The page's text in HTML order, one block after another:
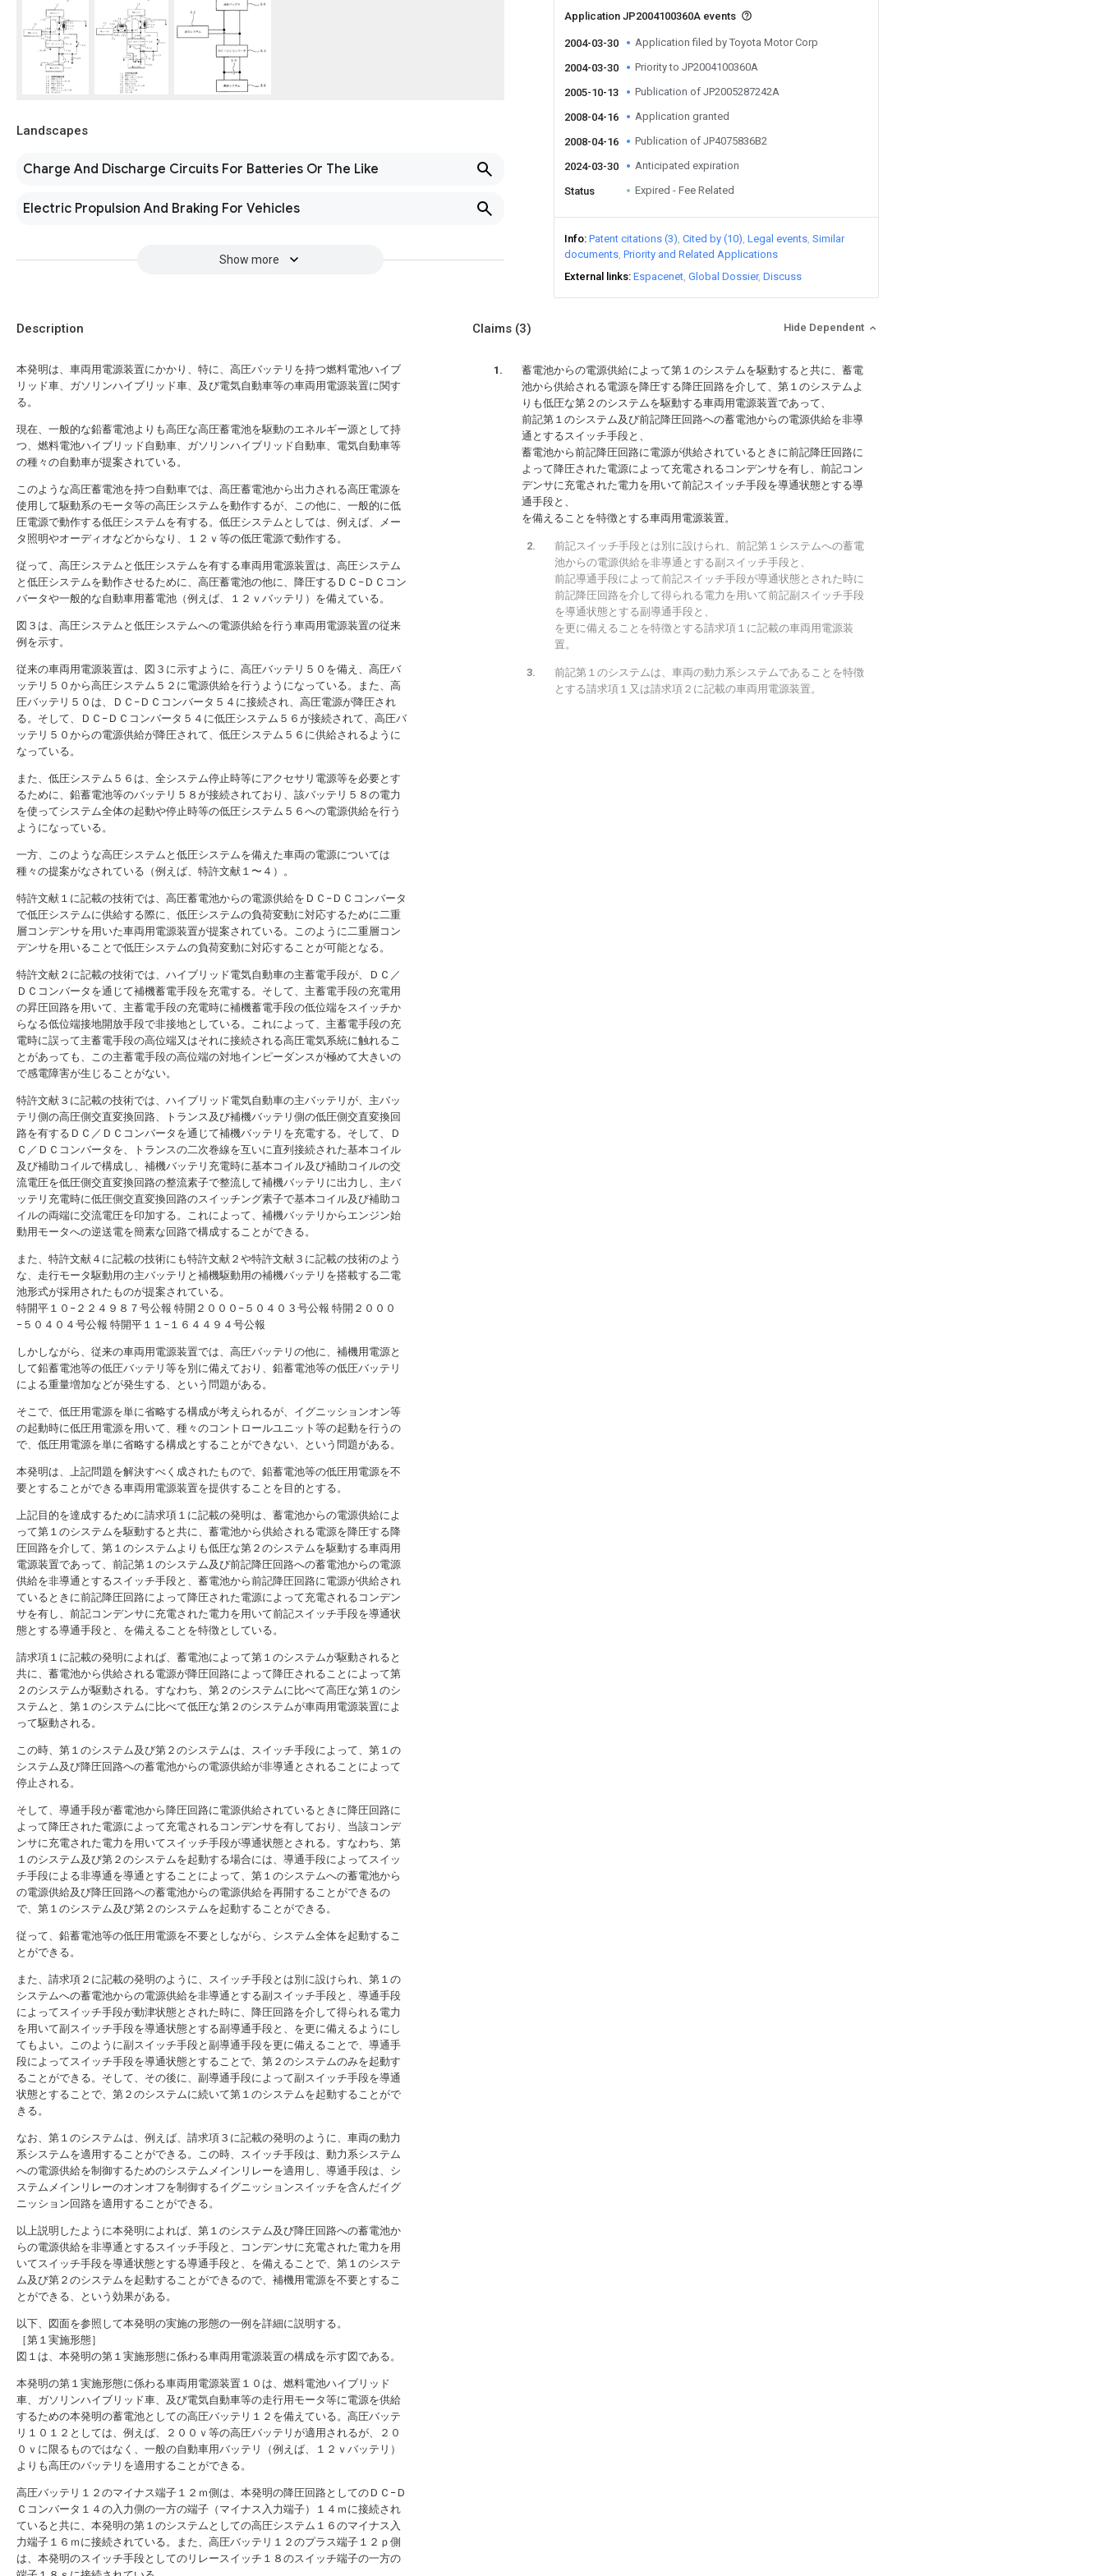
Landscapes
Charge And Discharge Circuits For Batteries Or The Like
Electric Propulsion And Braking For Vehicles
Show more
Application JP2004100360A events
2004-03-30 Application filed by Toyota Motor Corp
2004-03-30 Priority to JP2004100360A
2005-10-13 Publication of JP2005287242A
2008-04-16 Application granted
2008-04-16 Publication of JP4075836B2
2024-03-30 Anticipated expiration
Status Expired - Fee Related
Info Patent citations (3) Cited by (10) Legal events Similar
documents Priority and Related Applications
External links Espacenet Global Dossier Discuss
Description
本発明は、車両用電源装置にかかり、特に、高圧バッテリを持つ燃料電池ハイブ
リッド車、ガソリンハイブリッド車、及び電気自動車等の車両用電源装置に関す
る。
現在、一般的な鉛蓄電池よりも高圧な高圧蓄電池を駆動のエネルギー源として持
つ、燃料電池ハイブリッド自動車、ガソリンハイブリッド自動車、電気自動車等
の種々の自動車が提案されている。
このような高圧蓄電池を持つ自動車では、高圧蓄電池から出力される高圧電源を
使用して駆動系のモータ等の高圧システムを動作するが、この他に、一般的に低
圧電源で動作する低圧システムを有する。低圧システムとしては、例えば、メー
タ照明やオーディオなどからなり、１２ｖ等の低圧電源で動作する。
従って、高圧システムと低圧システムを有する車両用電源装置は、高圧システム
と低圧システムを動作させるために、高圧蓄電池の他に、降圧するＤＣ−ＤＣコン
バータや一般的な自動車用蓄電池（例えば、１２ｖバッテリ）を備えている。
図３は、高圧システムと低圧システムへの電源供給を行う車両用電源装置の従来
例を示す。
従来の車両用電源装置は、図３に示すように、高圧バッテリ５０を備え、高圧バ
ッテリ５０から高圧システム５２に電源供給を行うようになっている。また、高
圧バッテリ５０は、ＤＣ−ＤＣコンバータ５４に接続され、高圧電源が降圧され
る。そして、ＤＣ−ＤＣコンバータ５４に低圧システム５６が接続されて、高圧バ
ッテリ５０からの電源供給が降圧されて、低圧システム５６に供給されるように
なっている。
また、低圧システム５６は、全システム停止時等にアクセサリ電源等を必要とす
るために、鉛蓄電池等のバッテリ５８が接続されており、該バッテリ５８の電力
を使ってシステム全体の起動や停止時等の低圧システム５６への電源供給を行う
ようになっている。
一方、このような高圧システムと低圧システムを備えた車両の電源については
種々の提案がなされている（例えば、特許文献１〜４）。
特許文献１に記載の技術では、高圧蓄電池からの電源供給をＤＣ−ＤＣコンバータ
で低圧システムに供給する際に、低圧システムの負荷変動に対応するために二重
層コンデンサを用いた車両用電源装置が提案されている。このように二重層コン
デンサを用いることで低圧システムの負荷変動に対応することが可能となる。
特許文献２に記載の技術では、ハイブリッド電気自動車の主蓄電手段が、ＤＣ／
ＤＣコンバータを通じて補機蓄電手段を充電する。そして、主蓄電手段の充電用
の昇圧回路を用いて、主蓄電手段の充電時に補機蓄電手段の低位端をスイッチか
らなる低位端接地開放手段で非接地としている。これによって、主蓄電手段の充
電時に誤って主蓄電手段の高位端又はそれに接続される高圧電気系統に触れるこ
とがあっても、この主蓄電手段の高位端の対地インピーダンスが極めて大きいの
で感電障害が生じることがない。
特許文献３に記載の技術では、ハイブリッド電気自動車の主バッテリが、主バッ
テリ側の高圧側交直変換回路、トランス及び補機バッテリ側の低圧側交直変換回
路を有するＤＣ／ＤＣコンバータを通じて補機バッテリを充電する。そして、Ｄ
Ｃ／ＤＣコンバータを、トランスの二次巻線を互いに直列接続された基本コイル
及び補助コイルで構成し、補機バッテリ充電時に基本コイル及び補助コイルの交
流電圧を低圧側交直変換回路の整流素子で整流して補機バッテリに出力し、主バ
ッテリ充電時に低圧側交直変換回路のスイッチング素子で基本コイル及び補助コ
イルの両端に交流電圧を印加する。これによって、補機バッテリからエンジン始
動用モータへの逆送電を簡素な回路で構成することができる。
また、特許文献４に記載の技術にも特許文献２や特許文献３に記載の技術のよう
な、走行モータ駆動用の主バッテリと補機駆動用の補機バッテリを搭載する二電
池形式が採用されたものが提案されている。
特開平１０−２２４９８７号公報 特開２０００−５０４０３号公報 特開２０００
−５０４０４号公報 特開平１１−１６４４９４号公報
しかしながら、従来の車両用電源装置では、高圧バッテリの他に、補機用電源と
して鉛蓄電池等の低圧バッテリ等を別に備えており、鉛蓄電池等の低圧バッテリ
による重量増加などが発生する、という問題がある。
そこで、低圧用電源を単に省略する構成が考えられるが、イグニッションオン等
の起動時に低圧用電源を用いて、種々のコントロールユニット等の起動を行うの
で、低圧用電源を単に省略する構成とすることができない、という問題がある。
本発明は、上記問題を解決すべく成されたもので、鉛蓄電池等の低圧用電源を不
要とすることができる車両用電源装置を提供することを目的とする。
上記目的を達成するために請求項１に記載の発明は、蓄電池からの電源供給によ
って第１のシステムを駆動すると共に、蓄電池から供給される電源を降圧する降
圧回路を介して、第１のシステムよりも低圧な第２のシステムを駆動する車両用
電源装置であって、前記第１のシステム及び前記降圧回路への蓄電池からの電源
供給を非導通とするスイッチ手段と、蓄電池から前記降圧回路に電源が供給され
ているときに前記降圧回路によって降圧された電源によって充電されるコンデン
サを有し、前記コンデンサに充電された電力を用いて前記スイッチ手段を導通状
態とする導通手段と、を備えることを特徴としている。
請求項１に記載の発明によれば、蓄電池によって第１のシステムが駆動されると
共に、蓄電池から供給される電源が降圧回路によって降圧されることによって第
２のシステムが駆動される。すなわち、第２のシステムに比べて高圧な第１のシ
ステムと、第１のシステムに比べて低圧な第２のシステムが車両用電源装置によ
って駆動される。
この時、第１のシステム及び第２のシステムは、スイッチ手段によって、第１の
システム及び降圧回路への蓄電池からの電源供給が非導通とされることによって
停止される。
そして、導通手段が蓄電池から降圧回路に電源供給されているときに降圧回路に
よって降圧された電源によって充電されるコンデンサを有しており、当該コンデ
ンサに充電された電力を用いてスイッチ手段が導通状態とされる。すなわち、第
１のシステム及び第２のシステムを起動する場合には、導通手段によってスイッ
チ手段による非導通を導通とすることによって、第１のシステムへの蓄電池から
の電源供給及び降圧回路への蓄電池からの電源供給を再開することができるの
で、第１のシステム及び第２のシステムを起動することができる。
従って、鉛蓄電池等の低圧用電源を不要としながら、システム全体を起動するこ
とができる。
また、請求項２に記載の発明のように、スイッチ手段とは別に設けられ、第１の
システムへの蓄電池からの電源供給を非導通とする副スイッチ手段と、導通手段
によってスイッチ手段が動津状態とされた時に、降圧回路を介して得られる電力
を用いて副スイッチ手段を導通状態とする副導通手段と、を更に備えるようにし
てもよい。このように副スイッチ手段と副導通手段を更に備えることで、導通手
段によってスイッチ手段を導通状態とすることで、第２のシステムのみを起動す
ることができる。そして、その後に、副導通手段によって副スイッチ手段を導通
状態とすることで、第２のシステムに続いて第１のシステムを起動することがで
きる。
なお、第１のシステムは、例えば、請求項３に記載の発明のように、車両の動力
系システムを適用することができる。この時、スイッチ手段は、動力系システム
への電源供給を制御するためのシステムメインリレーを適用し、導通手段は、シ
ステムメインリレーのオンオフを制御するイグニッションスイッチを含んだイグ
ニッション回路を適用することができる。
以上説明したように本発明によれば、第１のシステム及び降圧回路への蓄電池か
らの電源供給を非導通とするスイッチ手段と、コンデンサに充電された電力を用
いてスイッチ手段を導通状態とする導通手段と、を備えることで、第１のシステ
ム及び第２のシステムを起動することができるので、補機用電源を不要とするこ
とができる、という効果がある。
以下、図面を参照して本発明の実施の形態の一例を詳細に説明する。
［第１実施形態］
図１は、本発明の第１実施形態に係わる車両用電源装置の構成を示す図である。
本発明の第１実施形態に係わる車両用電源装置１０は、燃料電池ハイブリッド
車、ガソリンハイブリッド車、及び電気自動車等の走行用モータ等に電源を供給
するための本発明の蓄電池としての高圧バッテリ１２を備えている。高圧バッテ
リ１０１２としては、例えば、２００ｖ等の高圧バッテリが適用されるが、２０
０ｖに限るものではなく、一般の自動車用バッテリ（例えば、１２ｖバッテリ）
よりも高圧のバッテリを適用することができる。
高圧バッテリ１２のマイナス端子１２ｍ側は、本発明の降圧回路としてのＤＣ−Ｄ
Ｃコンバータ１４の入力側の一方の端子（マイナス入力端子）１４ｍに接続され
ていると共に、本発明の第１のシステムとしての高圧システム１６のマイナス入
力端子１６ｍに接続されている。また、高圧バッテリ１２のプラス端子１２ｐ側
は、本発明のスイッチ手段としてのリレースイッチ１８のスイッチ端子の一方の
Claims (3) Hide Dependent
蓄電池からの電源供給によって第１のシステムを駆動すると共に、蓄電
池から供給される電源を降圧する降圧回路を介して、第１のシステムよ
りも低圧な第２のシステムを駆動する車両用電源装置であって、
前記第１のシステム及び前記降圧回路への蓄電池からの電源供給を非導
通とするスイッチ手段と、
蓄電池から前記降圧回路に電源が供給されているときに前記降圧回路に
よって降圧された電源によって充電されるコンデンサを有し、前記コン
デンサに充電された電力を用いて前記スイッチ手段を導通状態とする導
通手段と、
を備えることを特徴とする車両用電源装置。
前記スイッチ手段とは別に設けられ、前記第１システムへの蓄電
池からの電源供給を非導通とする副スイッチ手段と、
前記導通手段によって前記スイッチ手段が導通状態とされた時に
前記降圧回路を介して得られる電力を用いて前記副スイッチ手段
を導通状態とする副導通手段と、
を更に備えることを特徴とする請求項１に記載の車両用電源装
置。
前記第１のシステムは、車両の動力系システムであることを特徴
とする請求項１又は請求項２に記載の車両用電源装置。